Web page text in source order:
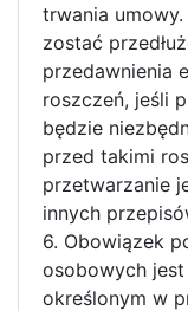
trwania
zostać
przedawnienia
roszczeń, jeśli
będzie
przed takimi
przetwarzanie
innych
6. Obowiązek
osobowych
określonym w